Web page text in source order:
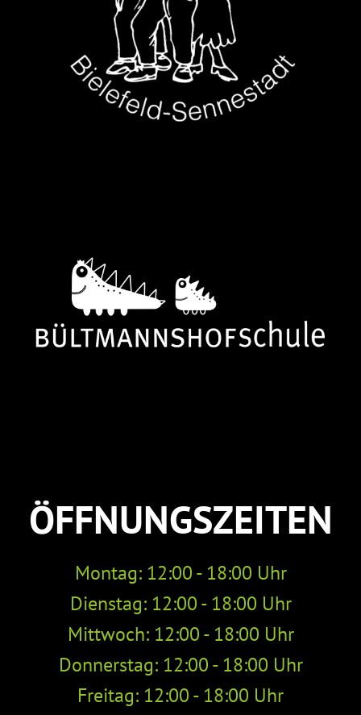
ÖFFNUNGSZEITEN
Montag: 12:00 - 18:00 Uhr
Dienstag: 12:00 - 18:00 Uhr
Mittwoch: 12:00 - 18:00 Uhr
Donnerstag: 12:00 - 18:00 Uhr
Freitag: 12:00 - 18:00 Uhr